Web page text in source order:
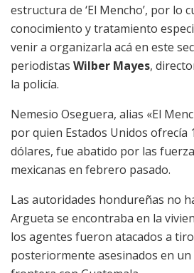
estructura de ‘El Mencho’, por lo
conocimiento y tratamiento
venir a organizarla acá en este
periodistas Wilber Mayes,
la policía.
Nemesio Oseguera, alias «El
por quien Estados Unidos ofrecía
dólares, fue abatido por las
mexicanas en febrero pasado.
Las autoridades hondureñas no
Argueta se encontraba en la
los agentes fueron atacados a
posteriormente asesinados en